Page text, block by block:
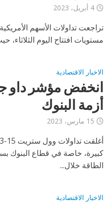
4 أبريل، 2023
مستويات افتتاح اليوم الثلاثاء،
الاخبار الاقتصادية
أزمة البنوك
15 مارس، 2023
كبيرة، خاصة في قطاع البنوك
الطاقة خلال...
الاخبار الاقتصادية